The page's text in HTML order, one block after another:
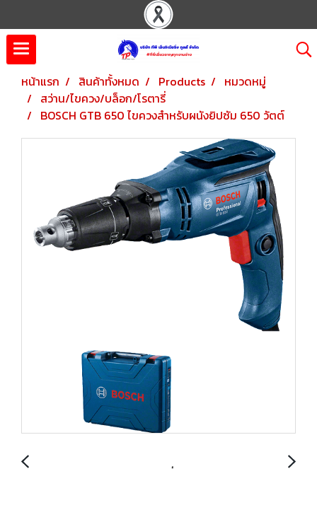
หน้าแรก สินค้าทั้งหมด Products
หมวดหมู่
สว่าน/ไขควง/บล็อก/โรตารี่
BOSCH GTB 650 ไขควงสำหรับผนังยิปซัม 650 วัตต์